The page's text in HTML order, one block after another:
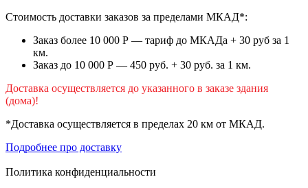
Стоимость доставки заказов за пределами МКАД*:
Заказ более 10 000 Р — тариф до МКАДа + 30 руб за 1
км.
Заказ до 10 000 Р — 450 руб. + 30 руб. за 1 км.
Доставка осуществляется до указанного в заказе здания
(дома)!
*Доставка осуществляется в пределах 20 км от МКАД.
Подробнее про доставку
Политика конфиденциальности